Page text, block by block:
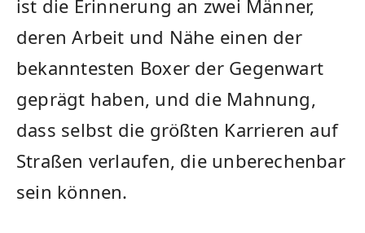
ist die Erinnerung an zwei Männer,
deren Arbeit und Nähe einen der
bekanntesten Boxer der Gegenwart
geprägt haben, und die Mahnung,
dass selbst die größten Karrieren auf
Straßen verlaufen, die unberechenbar
sein können.